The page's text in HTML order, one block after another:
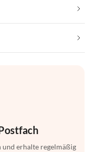
erhalte regelmäßig